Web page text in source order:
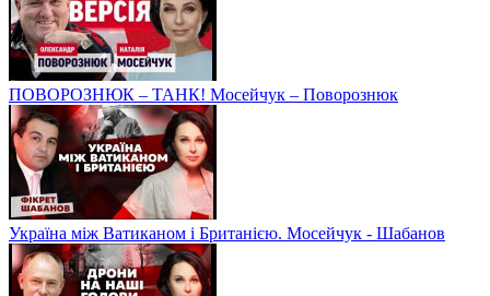
ПОВОРОЗНЮК – ТАНК! Мосейчук – Поворознюк
Україна між Ватиканом і Британією. Мосейчук - Шабанов